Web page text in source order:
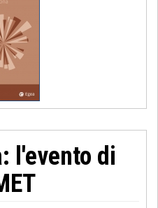
l'evento di